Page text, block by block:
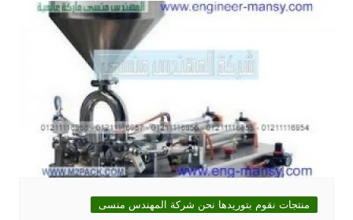
منتجات نقوم بتوريدها نحن شركة المهندس منسى